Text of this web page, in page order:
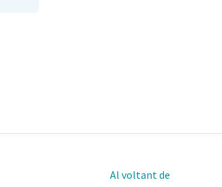
Al voltant de